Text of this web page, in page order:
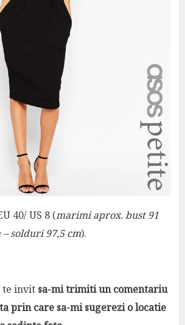
40/ US 8 (marimi aprox. bust 91
solduri 97,5 cm).
te invit sa-mi trimiti un comentariu
prin care sa-mi sugerezi o locatie